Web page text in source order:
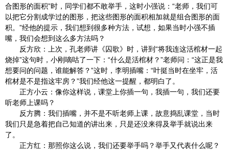
合图形的面积”时，同学们都不敢举手，这时小强说：“老师，我们可
以把它分割成学过的图形，把这些图形的面积相加就是组合图形的面
积。”经他的提示，我们想到很多种方法，试想，如果当时小强不插
嘴，我们会想到这么多方法吗？
反方欣：上次，孔老师讲《囚歌》时，讲到“将我连这活棺材一起
烧掉”这句时，小刚嘀咕了一下：“什么是活棺材？”老师问：“这正是我
想要问的问题，谁能解答？”这时，李明插嘴：“叶挺当时在坐牢，活
棺材是不是指这牢房？”我们经他这一提醒，都明白了。
正方小云：像你这样说，课堂上你插一句，我插一句，我们还要
听老师上课吗？
反方腾：我们插嘴，并不是不听老师上课，故意捣乱课堂，当时
我们只是急着把自己知道的讲出来，只是还没来得及举手就说出来
了。
正方红：那照你这么说，我们还要举手吗？举手又代表什么呢？